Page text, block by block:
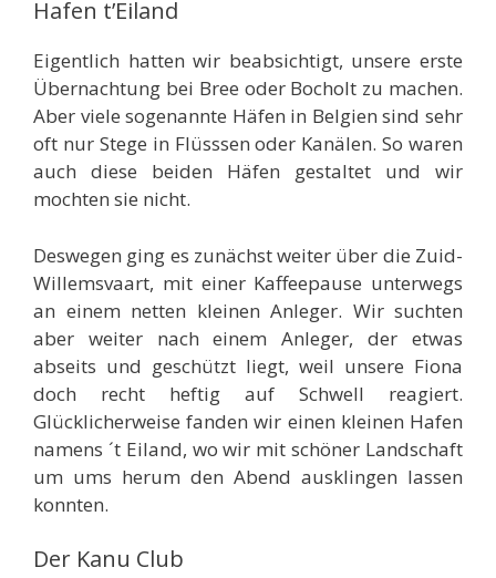
Hafen t’Eiland
Eigentlich hatten wir beabsichtigt, unsere erste
Übernachtung bei Bree oder Bocholt zu machen.
Aber viele sogenannte Häfen in Belgien sind sehr
oft nur Stege in Flüsssen oder Kanälen. So waren
auch diese beiden Häfen gestaltet und wir
mochten sie nicht.
Deswegen ging es zunächst weiter über die Zuid-
Willemsvaart, mit einer Kaffeepause unterwegs
an einem netten kleinen Anleger. Wir suchten
aber weiter nach einem Anleger, der etwas
abseits und geschützt liegt, weil unsere Fiona
doch recht heftig auf Schwell reagiert.
Glücklicherweise fanden wir einen kleinen Hafen
namens ´t Eiland, wo wir mit schöner Landschaft
um ums herum den Abend ausklingen lassen
konnten.
Der Kanu Club